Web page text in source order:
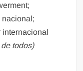
nacional;
internacional
todos)